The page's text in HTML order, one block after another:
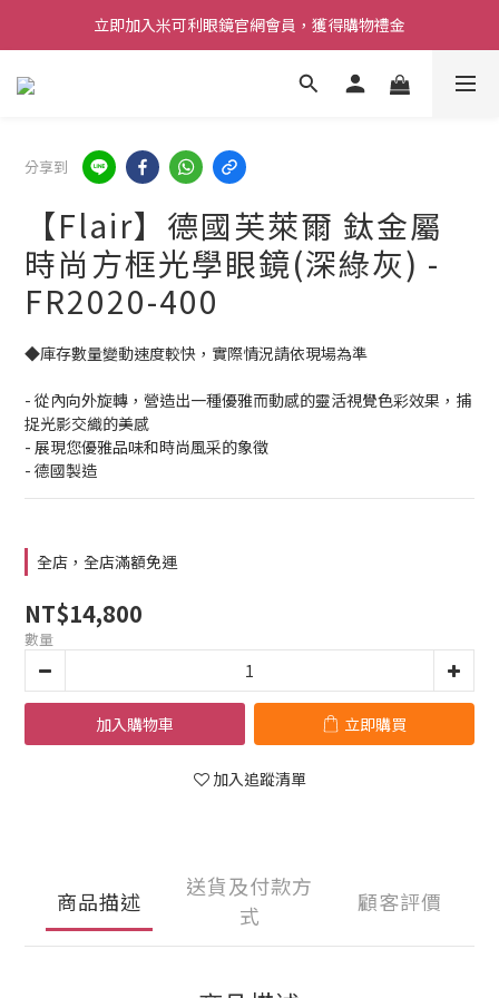
立即加入米可利眼鏡官網會員，獲得購物禮金
分享到
【Flair】德國芙萊爾 鈦金屬
時尚方框光學眼鏡(深綠灰) -
FR2020-400
◆庫存數量變動速度較快，實際情況請依現場為準
- 從內向外旋轉，營造出一種優雅而動感的靈活視覺色彩效果，捕
捉光影交織的美感
- 展現您優雅品味和時尚風采的象徵
- 德國製造
全店，全店滿額免運
NT$14,800
數量
加入購物車 立即購買
加入追蹤清單
商品描述
送貨及付款方
式
顧客評價